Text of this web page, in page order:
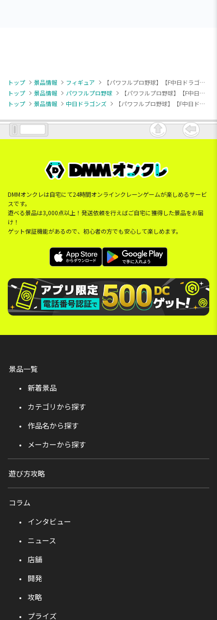
トップ 景品情報 フィギュア
【パワフルプロ野球】【F中日ドラゴンズ】パワフルプロ野球 パワプロくん プライズアクションフィギュア セントラル・リーグ
トップ
景品情報 パワフルプロ野球
【パワフルプロ野球】【F中日ドラゴンズ】パワフルプロ野球 パワプロくん プライズアクションフィギュア セントラル・リーグ
トップ
景品情報 中日ドラゴンズ 【パワフルプロ野球】【F中日ドラゴンズ】パワフルプロ野球 パワプロくん プライズアクションフィギュア セントラル・リーグ
DMMオンクレは自宅にて24時間オンラインクレーンゲームが楽しめるサービ
スです。
遊べる景品は3,000点以上！発送依頼を行えばご自宅に獲得した景品をお届
け！
ゲット保証機能があるので、初心者の方でも安心して楽しめます。
景品一覧
新着景品
カテゴリから探す
作品名から探す
メーカーから探す
遊び方攻略
コラム
インタビュー
ニュース
店舗
開発
攻略
プライズ